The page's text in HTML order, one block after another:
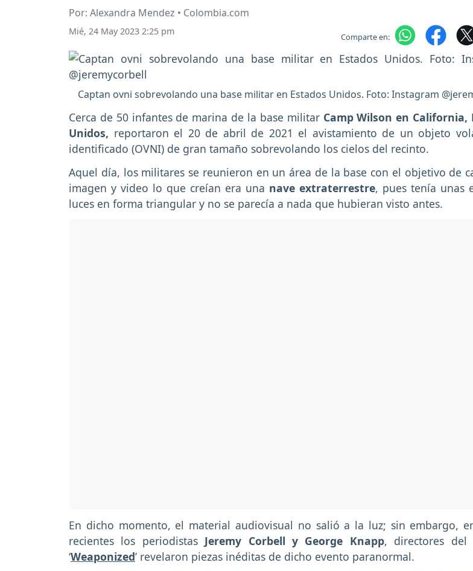
Por: Alexandra Mendez • Colombia.com
Mié, 24 May 2023 2:25 pm Comparte en:
Captan ovni sobrevolando una base militar en Estados Unidos. Foto: Instagram
Cerca de 50 infantes de marina de la base militar Camp Wilson en California,
Unidos, reportaron el 20 de abril de 2021 el avistamiento de un objeto
identificado (OVNI) de gran tamaño sobrevolando los cielos del recinto.
Aquel día, los militares se reunieron en un área de la base con el objetivo de
imagen y video lo que creían era una nave extraterrestre, pues tenía unas
luces en forma triangular y no se parecía a nada que hubieran visto antes.
En dicho momento, el material audiovisual no salió a la luz; sin embargo,
recientes los periodistasJeremy Corbell y George Knapp, directores del
‘Weaponized’ revelaron piezas inéditas de dicho evento paranormal.